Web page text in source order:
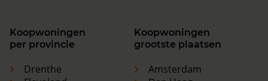
Koopwoningen
per provincie
Drenthe
Koopwoningen
grootste plaatsen
Amsterdam